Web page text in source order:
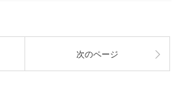
次のページ